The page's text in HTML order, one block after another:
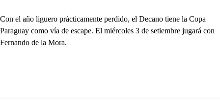
Con el año liguero prácticamente perdido, el Decano tiene la Copa
Paraguay como vía de escape. El miércoles 3 de setiembre jugará con
Fernando de la Mora.